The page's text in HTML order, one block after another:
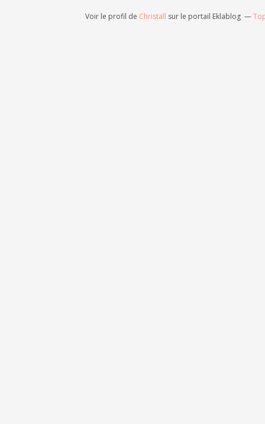
Voir le profil de Christall sur le portail Eklablog